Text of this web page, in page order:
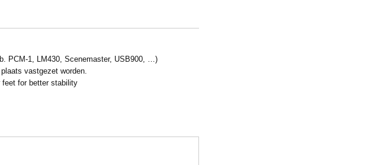
PCM-1, LM430, Scenemaster, USB900, …)
vastgezet worden.
feet for better stability